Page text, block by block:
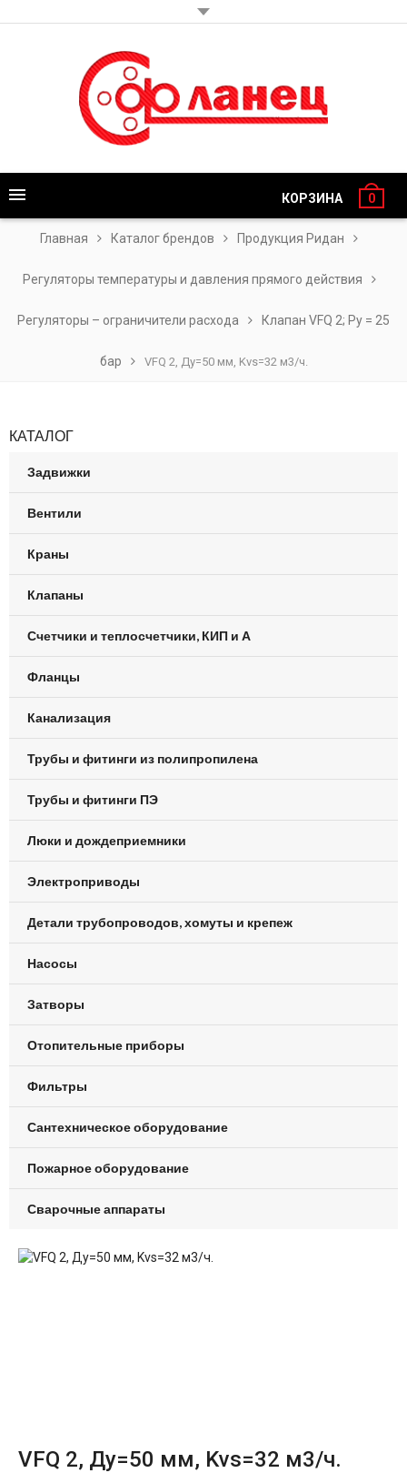
КОРЗИНА 0
Главная Каталог брендов Продукция Ридан
Регуляторы температуры и давления прямого действия
Регуляторы – ограничители расхода Клапан VFQ 2; Ру = 25
бар VFQ 2, Ду=50 мм, Kvs=32 м3/ч.
КАТАЛОГ
Задвижки
Вентили
Краны
Клапаны
Счетчики и теплосчетчики, КИП и А
Фланцы
Канализация
Трубы и фитинги из полипропилена
Трубы и фитинги ПЭ
Люки и дождеприемники
Электроприводы
Детали трубопроводов, хомуты и крепеж
Насосы
Затворы
Отопительные приборы
Фильтры
Сантехническое оборудование
Пожарное оборудование
Сварочные аппараты
VFQ 2, Ду=50 мм, Kvs=32 м3/ч.